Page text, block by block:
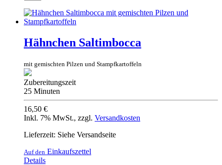
Hähnchen Saltimbocca
mit gemischten Pilzen und Stampfkartoffeln
Zubereitungszeit
25 Minuten
16,50 €
Inkl. 7% MwSt., zzgl. Versandkosten
Lieferzeit: Siehe Versandseite
Auf den Einkaufszettel
Details